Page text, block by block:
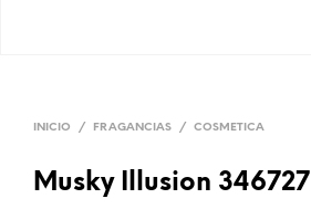
INICIO / FRAGANCIAS / COSMETICA
Musky Illusion 346727